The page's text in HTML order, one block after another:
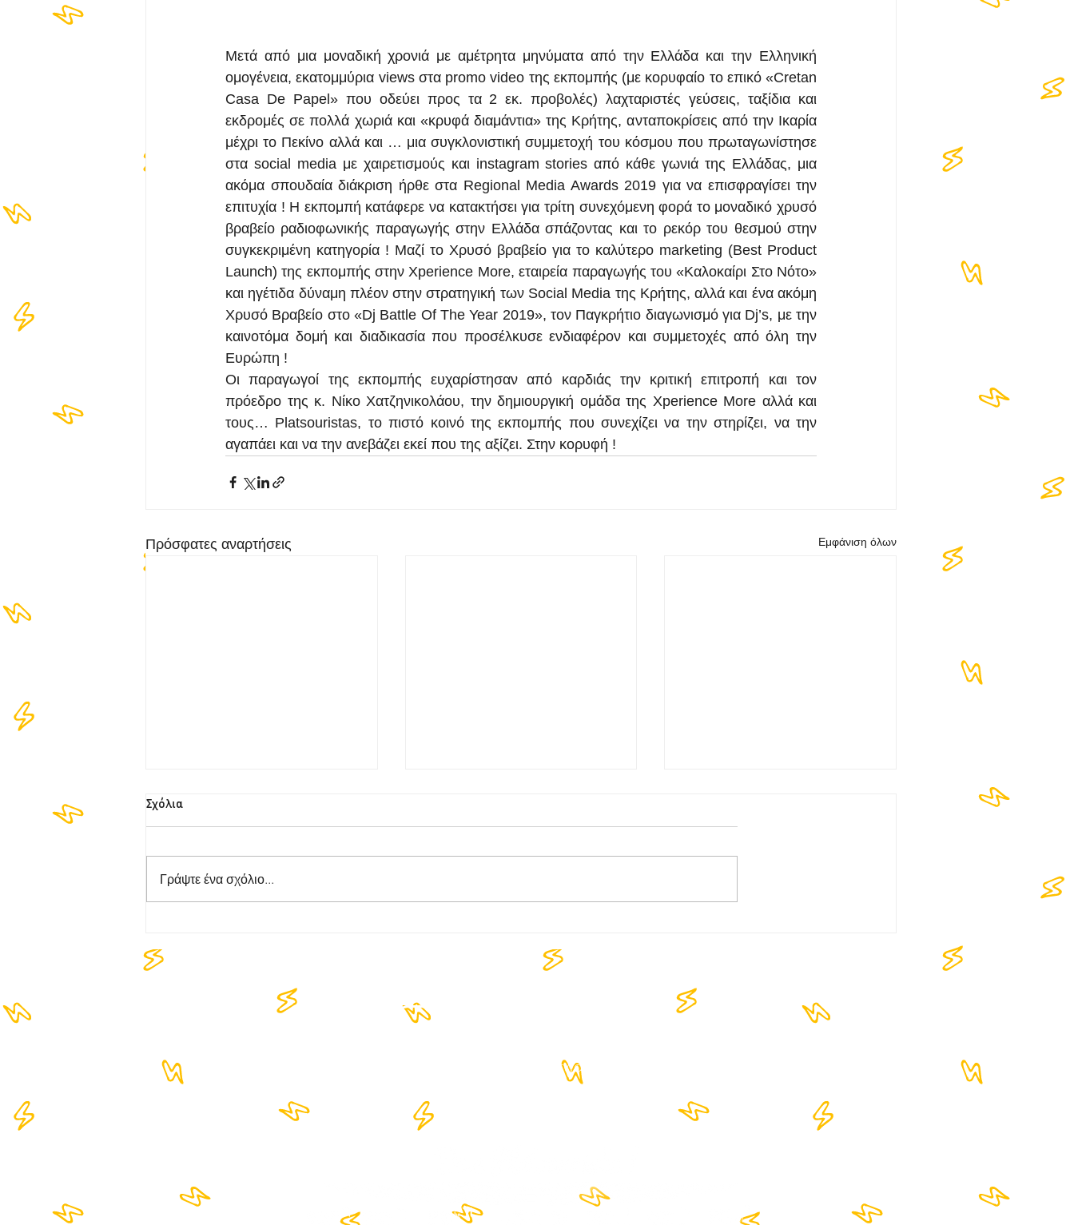
Μετά από μια μοναδική χρονιά με αμέτρητα μηνύματα από την Ελλάδα και την Ελληνική
ομογένεια, εκατομμύρια views στα promo video της εκπομπής (με κορυφαίο το επικό «Cretan
Casa De Papel» που οδεύει προς τα 2 εκ. προβολές) λαχταριστές γεύσεις, ταξίδια και
εκδρομές σε πολλά χωριά και «κρυφά διαμάντια» της Κρήτης, ανταποκρίσεις από την Ικαρία
μέχρι το Πεκίνο αλλά και … μια συγκλονιστική συμμετοχή του κόσμου που πρωταγωνίστησε
στα social media με χαιρετισμούς και instagram stories από κάθε γωνιά της Ελλάδας, μια
ακόμα σπουδαία διάκριση ήρθε στα Regional Media Awards 2019 για να επισφραγίσει την
επιτυχία ! Η εκπομπή κατάφερε να κατακτήσει για τρίτη συνεχόμενη φορά το μοναδικό χρυσό
βραβείο ραδιοφωνικής παραγωγής στην Ελλάδα σπάζοντας και το ρεκόρ του θεσμού στην
συγκεκριμένη κατηγορία ! Μαζί το Χρυσό βραβείο για το καλύτερο marketing (Best Product
Launch) της εκπομπής στην Xperience More, εταιρεία παραγωγής του «Καλοκαίρι Στο Νότο»
και ηγέτιδα δύναμη πλέον στην στρατηγική των Social Media της Κρήτης, αλλά και ένα ακόμη
Χρυσό Βραβείο στο «Dj Battle Of The Year 2019», τον Παγκρήτιο διαγωνισμό για Dj’s, με την
καινοτόμα δομή και διαδικασία που προσέλκυσε ενδιαφέρον και συμμετοχές από όλη την
Ευρώπη !
Οι παραγωγοί της εκπομπής ευχαρίστησαν από καρδιάς την κριτική επιτροπή και τον
πρόεδρο της κ. Νίκο Χατζηνικολάου, την δημιουργική ομάδα της Xperience More αλλά και
τους… Platsouristas, το πιστό κοινό της εκπομπής που συνεχίζει να την στηρίζει, να την
αγαπάει και να την ανεβάζει εκεί που της αξίζει. Στην κορυφή !
Πρόσφατες αναρτήσεις Εμφάνιση όλων
Σχόλια
Γράψτε ένα σχόλιο...
Network